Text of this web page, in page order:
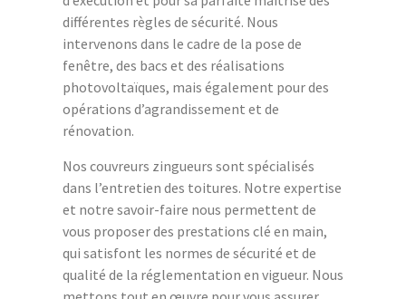
différentes règles de sécurité. Nous
intervenons dans le cadre de la pose de
fenêtre, des bacs et des réalisations
photovoltaïques, mais également pour des
opérations d’agrandissement et de
rénovation.
Nos couvreurs zingueurs sont spécialisés
dans l’entretien des toitures. Notre expertise
et notre savoir-faire nous permettent de
vous proposer des prestations clé en main,
qui satisfont les normes de sécurité et de
qualité de la réglementation en vigueur. Nous